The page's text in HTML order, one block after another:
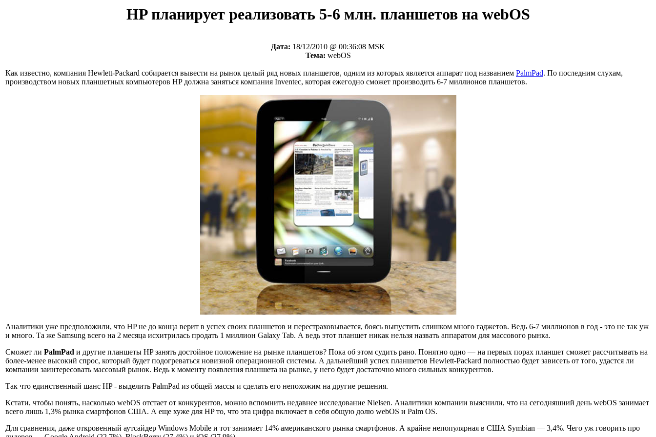
HP планирует реализовать 5-6 млн. планшетов на webOS
Дата: 18/12/2010 @ 00:36:08 MSK
Тема: webOS
Как известно, компания Hewlett-Packard собирается вывести на рынок целый ряд новых планшетов, одним из которых является аппарат под названием PalmPad. По последним слухам,
производством новых планшетных компьютеров HP должна заняться компания Inventec, которая ежегодно сможет производить 6-7 миллионов планшетов.
Аналитики уже предположили, что HP не до конца верит в успех своих планшетов и перестраховывается, боясь выпустить слишком много гаджетов. Ведь 6-7 миллионов в год - это не так уж
и много. Та же Samsung всего на 2 месяца исхитрилась продать 1 миллион Galaxy Tab. А ведь этот планшет никак нельзя назвать аппаратом для массового рынка.
Сможет ли PalmPad и другие планшеты HP занять достойное положение на рынке планшетов? Пока об этом судить рано. Понятно одно — на первых порах планшет сможет рассчитывать на
более-менее высокий спрос, который будет подогреваться новизной операционной системы. А дальнейший успех планшетов Hewlett-Packard полностью будет зависеть от того, удастся ли
компании заинтересовать массовый рынок. Ведь к моменту появления планшета на рынке, у него будет достаточно много сильных конкурентов.
Так что единственный шанс HP - выделить PalmPad из общей массы и сделать его непохожим на другие решения.
Кстати, чтобы понять, насколько webOS отстает от конкурентов, можно вспомнить недавнее исследование Nielsen. Аналитики компании выяснили, что на сегодняшний день webOS занимает
всего лишь 1,3% рынка смартфонов США. А еще хуже для HP то, что эта цифра включает в себя общую долю webOS и Palm OS.
Для сравнения, даже откровенный аутсайдер Windows Mobile и тот занимает 14% американского рынка смартфонов. А крайне непопулярная в США Symbian — 3,4%. Чего уж говорить про